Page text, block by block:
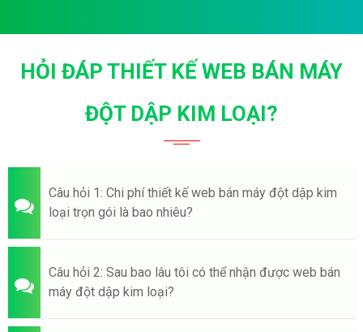
HỎI ĐÁP THIẾT KẾ WEB BÁN MÁY
ĐỘT DẬP KIM LOẠI?
Câu hỏi 1: Chi phí thiết kế web bán máy đột dập kim
loại trọn gói là bao nhiêu?
Câu hỏi 2: Sau bao lâu tôi có thể nhận được web bán
máy đột dập kim loại?